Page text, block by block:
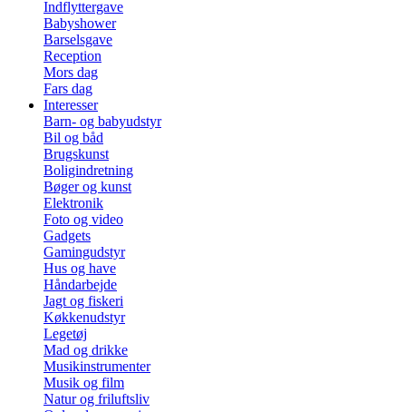
Indflyttergave
Babyshower
Barselsgave
Reception
Mors dag
Fars dag
Interesser
Barn- og babyudstyr
Bil og båd
Brugskunst
Boligindretning
Bøger og kunst
Elektronik
Foto og video
Gadgets
Gamingudstyr
Hus og have
Håndarbejde
Jagt og fiskeri
Køkkenudstyr
Legetøj
Mad og drikke
Musikinstrumenter
Musik og film
Natur og friluftsliv